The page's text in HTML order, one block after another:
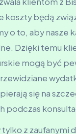
koszty będą
o to, aby nasze
Dzięki temu
mogą być
się na
podczas
z zaufanymi